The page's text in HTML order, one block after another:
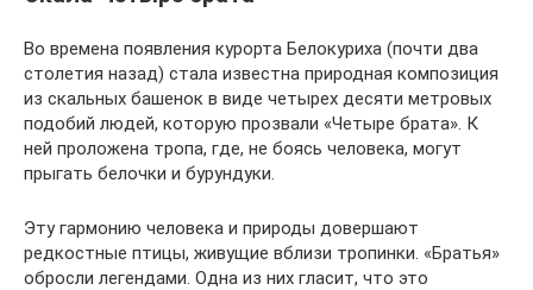
Во времена появления курорта Белокуриха (почти два
столетия назад) стала известна природная композиция
из скальных башенок в виде четырех десяти метровых
подобий людей, которую прозвали «Четыре брата». К
ней проложена тропа, где, не боясь человека, могут
прыгать белочки и бурундуки.
Эту гармонию человека и природы довершают
редкостные птицы, живущие вблизи тропинки. «Братья»
обросли легендами. Одна из них гласит, что это